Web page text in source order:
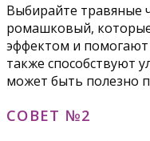
Выбирайте травяные
ромашковый,
эффектом и помогают
также способствуют
может быть полезно
СОВЕТ №2